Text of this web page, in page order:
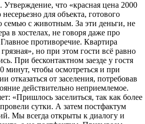
что «красная цена 2000
для объекта, готового
с животным. За эти деньги, не
в хостелах, не говоря даже про
противоречие. Квартира
но при этом гости всё равно
При бесконтактном заезде у гостя
минут, чтобы осмотреться и при
отказаться от заселения, потребовав
действительно неприемлемое.
«Пришлось заселиться, так как более
сутки. А затем постфактум
Мы всегда открыты к диалогу и